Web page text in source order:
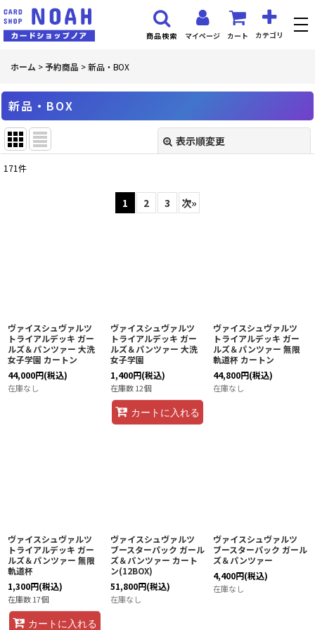
マイページ カート カテゴリ
商品検索
ホーム >予約商品 >新品・BOX
新品・BOX
表示順変更
171件
1 2 3 次»
ヴァイスシュヴァルツ
トライアルデッキ ガー
ルズ＆パンツァー 大洗
女子学園 カートン
44,000円(税込)
在庫なし
ヴァイスシュヴァルツ
トライアルデッキ ガー
ルズ＆パンツァー 大洗
女子学園
1,400円(税込)
在庫数 12個
カートに入れる
ヴァイスシュヴァルツ
トライアルデッキ ガー
ルズ＆パンツァー 無限
軌道杯 カートン
44,800円(税込)
在庫なし
ヴァイスシュヴァルツ
トライアルデッキ ガー
ルズ＆パンツァー 無限
軌道杯
1,300円(税込)
在庫数 17個
カートに入れる
ヴァイスシュヴァルツ
ブースターパック ガール
ズ＆パンツァー カート
ン(12BOX)
51,800円(税込)
在庫なし
ヴァイスシュヴァルツ
ブースターパック ガール
ズ＆パンツァー
4,400円(税込)
在庫なし